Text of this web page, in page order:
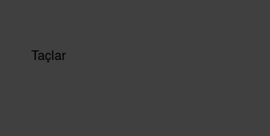
Taçlar